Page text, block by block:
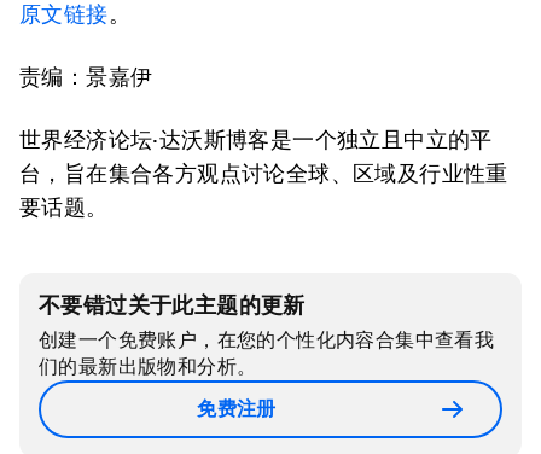
原文链接。
责编：景嘉伊
世界经济论坛·达沃斯博客是一个独立且中立的平
台，旨在集合各方观点讨论全球、区域及行业性重
要话题。
不要错过关于此主题的更新
创建一个免费账户，在您的个性化内容合集中查看我
们的最新出版物和分析。
免费注册